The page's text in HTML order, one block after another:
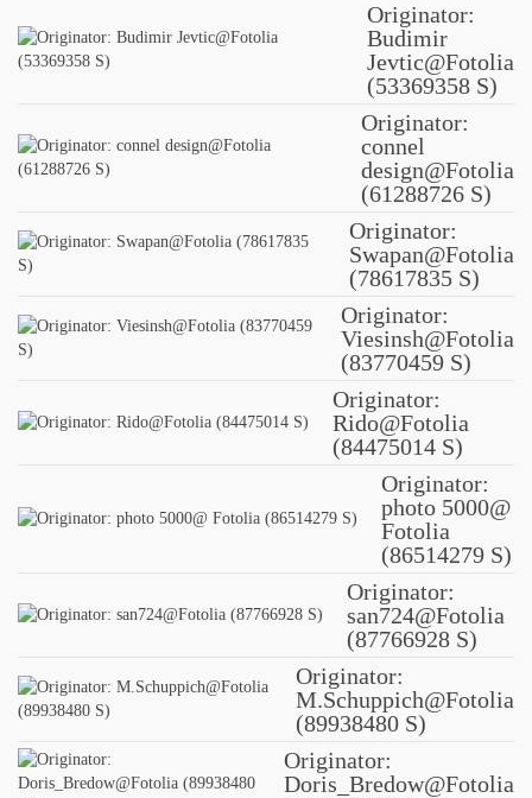
Originator:
Budimir
Jevtic@Fotolia
(53369358 S)
Originator:
connel
design@Fotolia
(61288726 S)
Originator:
Swapan@Fotolia
(78617835 S)
Originator:
Viesinsh@Fotolia
(83770459 S)
Originator:
Rido@Fotolia
(84475014 S)
Originator:
photo 5000@
Fotolia
(86514279 S)
Originator:
san724@Fotolia
(87766928 S)
Originator:
M.Schuppich@Fotolia
(89938480 S)
Originator:
Doris_Bredow@Fotolia